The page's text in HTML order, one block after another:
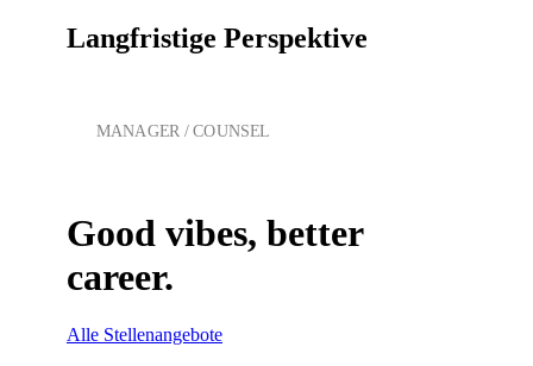
Langfristige Perspektive
MANAGER / COUNSEL
Good vibes, better
career.
Alle Stellenangebote